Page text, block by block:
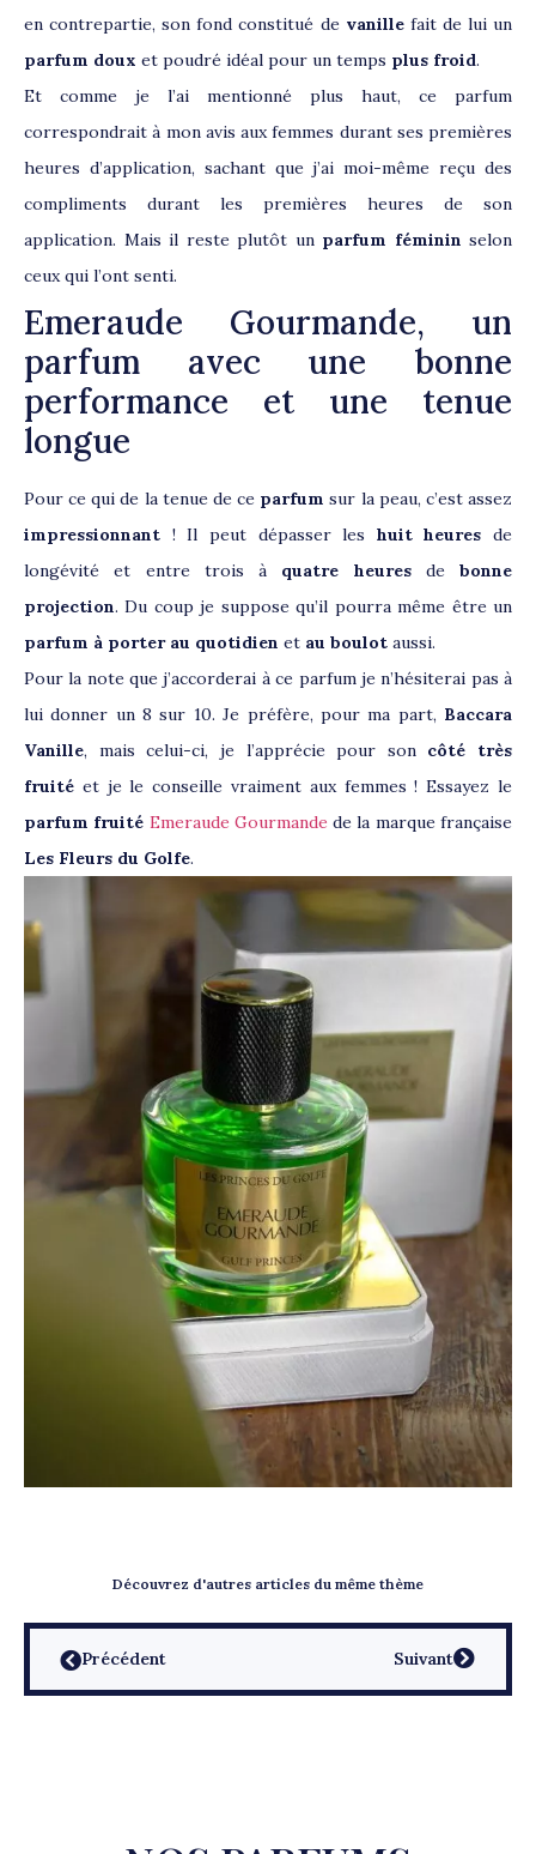
en contrepartie, son fond constitué de vanille fait de lui un
parfum doux et poudré idéal pour un temps plus froid.
Et comme je l’ai mentionné plus haut, ce parfum
correspondrait à mon avis aux femmes durant ses premières
heures d’application, sachant que j’ai moi-même reçu des
compliments durant les premières heures de son
application. Mais il reste plutôt un parfum féminin selon
ceux qui l’ont senti.
Emeraude Gourmande, un
parfum avec une bonne
performance et une tenue
longue
Pour ce qui de la tenue de ce parfumsur la peau, c’est assez
impressionnant ! Il peut dépasser les huit heures de
longévité et entre trois à quatre heures de bonne
projection. Du coup je suppose qu’il pourra même être un
parfum à porter au quotidien et au boulot aussi.
Pour la note que j’accorderai à ce parfum je n’hésiterai pas à
lui donner un 8 sur 10. Je préfère, pour ma part, Baccara
Vanille, mais celui-ci, je l’apprécie pour son côté très
fruité et je le conseille vraiment aux femmes ! Essayez le
parfum fruité Emeraude Gourmande de la marque française
Les Fleurs du Golfe.
Découvrez d'autres articles du même thème
Précédent Suivant